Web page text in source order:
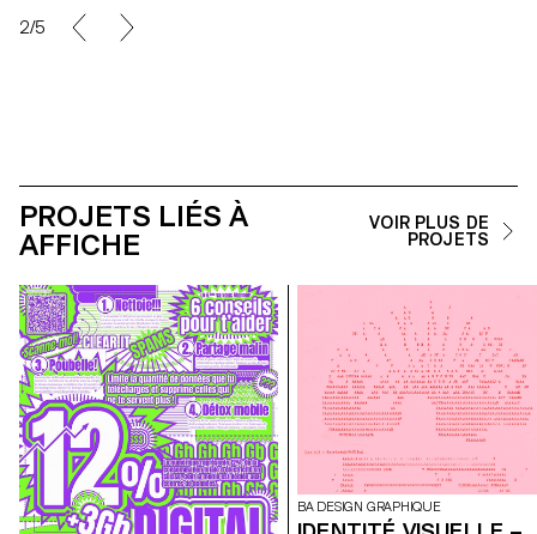
2/5
PROJETS LIÉS À
AFFICHE
VOIR PLUS DE
PROJETS
BA DESIGN GRAPHIQUE